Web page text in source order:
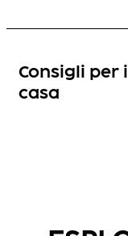
Consigli per
casa